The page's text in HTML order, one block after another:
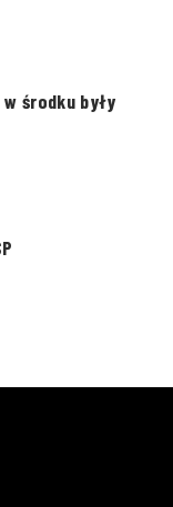
środku były